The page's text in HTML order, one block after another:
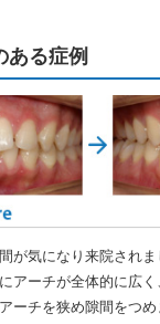
ある症例
が気になり来院されま
アーチが全体的に広
ーチを狭め隙間をつ